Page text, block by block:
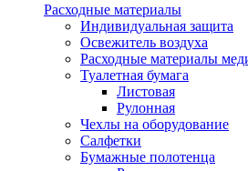
Расходные материалы
Индивидуальная защита
Освежитель воздуха
Расходные материалы
Туалетная бумага
Листовая
Рулонная
Чехлы на оборудование
Салфетки
Бумажные полотенца